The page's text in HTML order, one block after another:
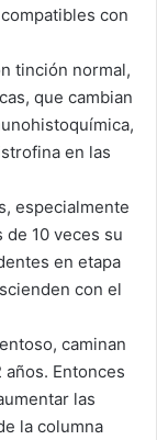
con
tinción normal,
que cambian
en las
especialmente
de 10 veces su
en etapa
con el
caminan
Entonces
las
la columna